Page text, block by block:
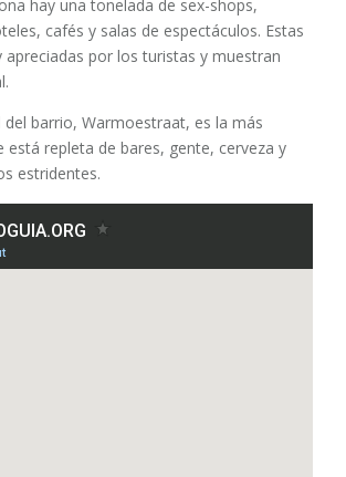
hay una tonelada de sex-shops,
cafés y salas de espectáculos. Estas
apreciadas por los turistas y muestran
del barrio, Warmoestraat, es la más
está repleta de bares, gente, cerveza y
estridentes.